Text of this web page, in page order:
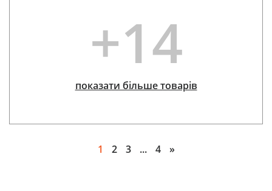
+14
показати більше товарів
1 2 3 ... 4 »